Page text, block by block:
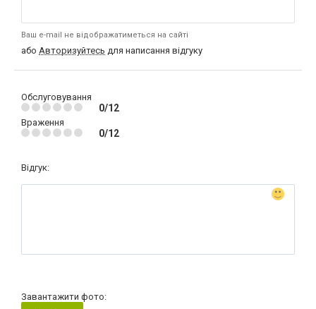
Ваш e-mail не відображатиметься на сайті
або Авторизуйтесь для написання відгуку
Обслуговування
0/12
Враження
0/12
Відгук:
Завантажити фото: